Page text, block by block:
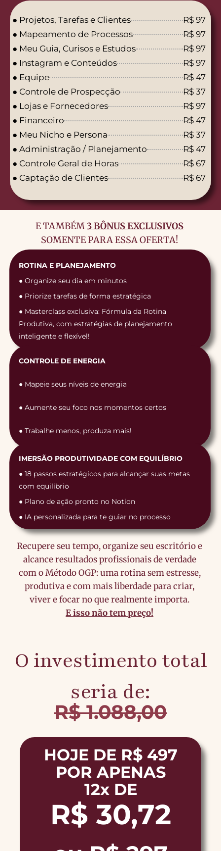
● Projetos, Tarefas e Clientes
R$ 97
● Mapeamento de Processos
R$ 97
● Meu Guia, Curisos e Estudos
R$ 97
● Instagram e Conteúdos
R$ 97
● Equipe
R$ 47
● Controle de Prospecção
R$ 37
● Lojas e Fornecedores
R$ 97
● Financeiro
R$ 47
● Meu Nicho e Persona
R$ 37
● Administração / Planejamento
R$ 47
● Controle Geral de Horas
R$ 67
● Captação de Clientes
R$ 67
E TAMBÉM3 BÔNUS EXCLUSIVOS
SOMENTE PARA ESSA OFERTA!
ROTINA E PLANEJAMENTO
● Organize seu dia em minutos
● Priorize tarefas de forma estratégica
● Masterclass exclusiva: Fórmula da Rotina
Produtiva, com estratégias de planejamento
inteligente e flexível!
CONTROLE DE ENERGIA
● Mapeie seus níveis de energia
● Aumente seu foco nos momentos certos
● Trabalhe menos, produza mais!
IMERSÃO PRODUTIVIDADE COM EQUILÍBRIO
● 18 passos estratégicos para alcançar suas metas
com equilíbrio
● Plano de ação pronto no Notion
● IA personalizada para te guiar no processo
Recupere seu tempo, organize seu escritório e
alcance resultados profissionais de verdade
com o Método OGP: uma rotina sem estresse,
produtiva e com mais liberdade para criar,
viver e focar no que realmente importa.
E isso não tem preço!
O investimento total
seria de:
R$ 1.088,00
HOJE DE R$ 497
POR APENAS
12x DE
R$ 30,72